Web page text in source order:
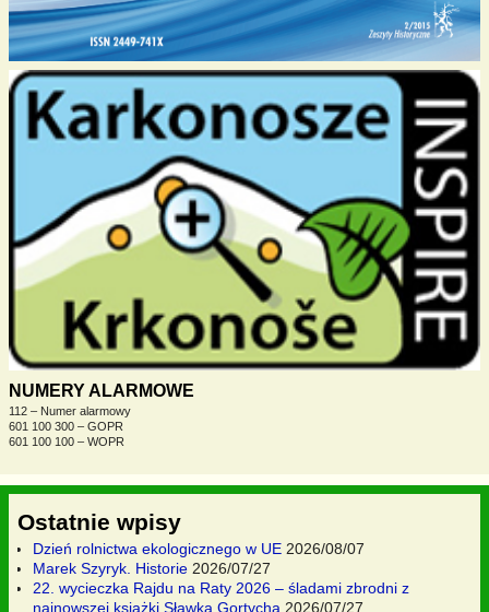
NUMERY ALARMOWE
112 – Numer alarmowy
601 100 300 – GOPR
601 100 100 – WOPR
Ostatnie wpisy
Dzień rolnictwa ekologicznego w UE 2026/08/07
Marek Szyryk. Historie 2026/07/27
22. wycieczka Rajdu na Raty 2026 – śladami zbrodni z
najnowszej książki Sławka Gortycha 2026/07/27